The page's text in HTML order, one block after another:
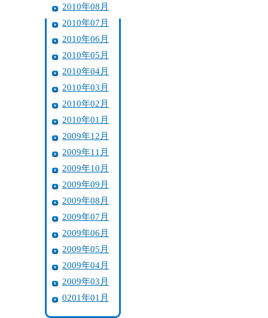
2010年08月
2010年07月
2010年06月
2010年05月
2010年04月
2010年03月
2010年02月
2010年01月
2009年12月
2009年11月
2009年10月
2009年09月
2009年08月
2009年07月
2009年06月
2009年05月
2009年04月
2009年03月
0201年01月